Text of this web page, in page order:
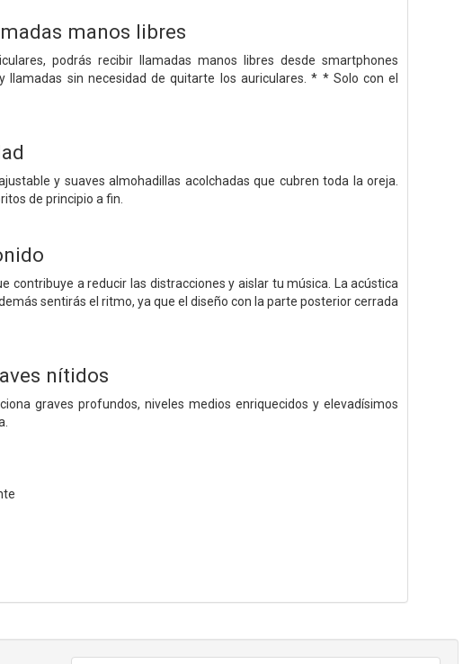
manos libres
podrás recibir llamadas manos libres desde smartphones
sin necesidad de quitarte los auriculares. * * Solo con el
y suaves almohadillas acolchadas que cubren toda la oreja.
de principio a fin.
contribuye a reducir las distracciones y aislar tu música. La acústica
sentirás el ritmo, ya que el diseño con la parte posterior cerrada
nítidos
graves profundos, niveles medios enriquecidos y elevadísimos